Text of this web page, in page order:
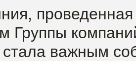
Группы
стала важным